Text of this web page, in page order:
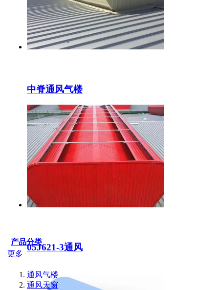
中脊通风气楼
05J621-3通风
产品分类
更多
通风气楼
通风天窗